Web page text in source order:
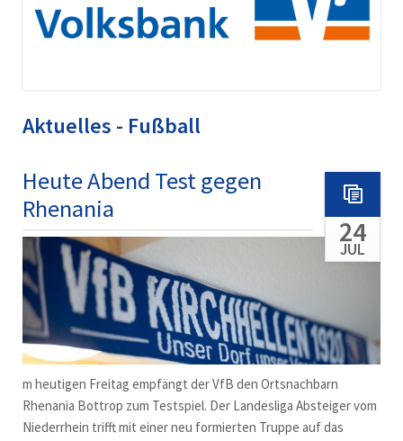
Aktuelles - Fußball
Heute Abend Test gegen
Rhenania
24
JUL
m heutigen Freitag empfängt der VfB den Ortsnachbarn
Rhenania Bottrop zum Testspiel. Der Landesliga Absteiger vom
Niederrhein trifft mit einer neu formierten Truppe auf das